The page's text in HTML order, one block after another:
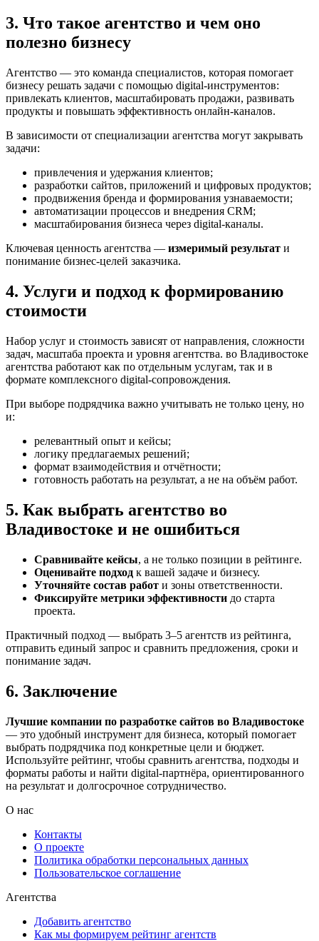
3. Что такое агентство и чем оно
полезно бизнесу
Агентство — это команда специалистов, которая помогает
бизнесу решать задачи с помощью digital-инструментов:
привлекать клиентов, масштабировать продажи, развивать
продукты и повышать эффективность онлайн-каналов.
В зависимости от специализации агентства могут закрывать
задачи:
привлечения и удержания клиентов;
разработки сайтов, приложений и цифровых продуктов;
продвижения бренда и формирования узнаваемости;
автоматизации процессов и внедрения CRM;
масштабирования бизнеса через digital-каналы.
Ключевая ценность агентства — измеримый результат и
понимание бизнес-целей заказчика.
4. Услуги и подход к формированию
стоимости
Набор услуг и стоимость зависят от направления, сложности
задач, масштаба проекта и уровня агентства. во Владивостоке
агентства работают как по отдельным услугам, так и в
формате комплексного digital-сопровождения.
При выборе подрядчика важно учитывать не только цену, но
и:
релевантный опыт и кейсы;
логику предлагаемых решений;
формат взаимодействия и отчётности;
готовность работать на результат, а не на объём работ.
5. Как выбрать агентство во
Владивостоке и не ошибиться
Сравнивайте кейсы, а не только позиции в рейтинге.
Оценивайте подход к вашей задаче и бизнесу.
Уточняйте состав работ и зоны ответственности.
Фиксируйте метрики эффективности до старта
проекта.
Практичный подход — выбрать 3–5 агентств из рейтинга,
отправить единый запрос и сравнить предложения, сроки и
понимание задач.
6. Заключение
Лучшие компании по разработке сайтов во Владивостоке
— это удобный инструмент для бизнеса, который помогает
выбрать подрядчика под конкретные цели и бюджет.
Используйте рейтинг, чтобы сравнить агентства, подходы и
форматы работы и найти digital-партнёра, ориентированного
на результат и долгосрочное сотрудничество.
О нас
Контакты
О проекте
Политика обработки персональных данных
Пользовательское соглашение
Агентства
Добавить агентство
Как мы формируем рейтинг агентств